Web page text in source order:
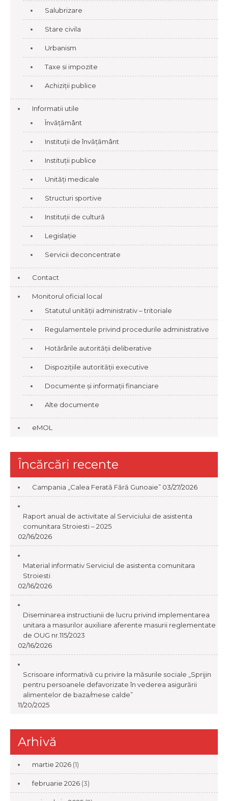
Salubrizare
Stare civila
Urbanism
Taxe si impozite
Achiziții publice
Informatii utile
Învățământ
Instituții de învățământ
Instituții publice
Unități medicale
Structuri sportive
Instituții de cultură
Legislație
Servicii deconcentrate
Contact
Monitorul oficial local
Statutul unității administrativ – tritoriale
Regulamentele privind procedurile administrative
Hotărârile autorității deliberative
Dispozițiile autorității executive
Documente și informații financiare
Alte documente
eMOL
Încărcări recente
Campania „Calea Ferată Fără Gunoaie” 03/27/2026
Raport anual de activitate al Serviciului de asistenta
comunitara Stroiesti – 2025
02/16/2026
Material informativ Serviciul de asistenta comunitara
Stroiesti
02/16/2026
Diseminarea instructiunii de lucru privind implementarea
unitara a masurilor auxiliare aferente masurii reglementate
de OUG nr.115/2023
02/16/2026
Scrisoare informativă cu privire la măsurile sociale „Sprijin
pentru persoanele defavorizate în vederea asigurării
alimentelor de baza/mese calde”
11/20/2025
Arhivă
martie 2026 (1)
februarie 2026 (3)